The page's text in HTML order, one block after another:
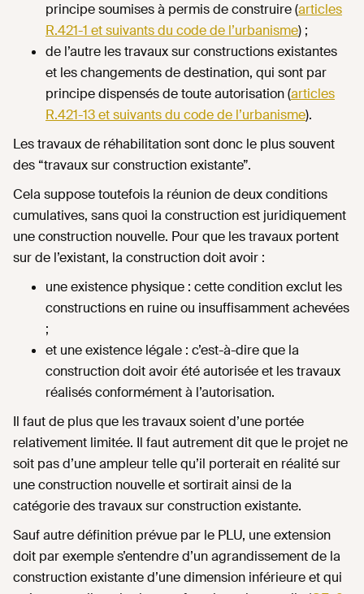
principe soumises à permis de construire (articles
R.421-1 et suivants du code de l’urbanisme) ;
de l’autre les travaux sur constructions existantes
et les changements de destination, qui sont par
principe dispensés de toute autorisation (articles
R.421-13 et suivants du code de l’urbanisme).
Les travaux de réhabilitation sont donc le plus souvent
des “travaux sur construction existante”.
Cela suppose toutefois la réunion de deux conditions
cumulatives, sans quoi la construction est juridiquement
une construction nouvelle. Pour que les travaux portent
sur de l’existant, la construction doit avoir :
une existence physique : cette condition exclut les
constructions en ruine ou insuffisamment achevées
;
et une existence légale : c’est-à-dire que la
construction doit avoir été autorisée et les travaux
réalisés conformément à l’autorisation.
Il faut de plus que les travaux soient d’une portée
relativement limitée. Il faut autrement dit que le projet ne
soit pas d’une ampleur telle qu’il porterait en réalité sur
une construction nouvelle et sortirait ainsi de la
catégorie des travaux sur construction existante.
Sauf autre définition prévue par le PLU, une extension
doit par exemple s’entendre d’un agrandissement de la
construction existante d’une dimension inférieure et qui